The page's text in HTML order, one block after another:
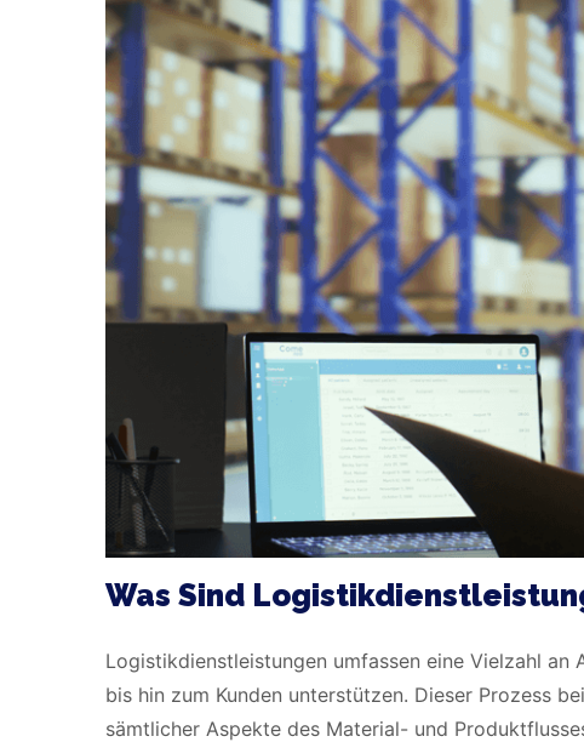
Was Sind
Logistikdienstleistungen umfassen eine Vielzahl
bis hin zum Kunden unterstützen. Dieser Prozess
sämtlicher Aspekte des Material- und